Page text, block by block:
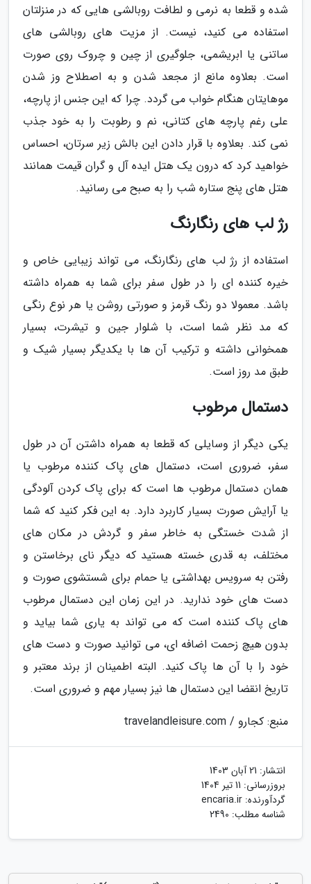
شده و قطعا به نرمی و لطافت روبالشی هایی که در منزلتان
استفاده می کنید، نیست. از مزیت های روبالشی های
ساتنی یا ابریشمی، جلوگیری از چین و چروک روی صورت
است. بعلاوه مانع از مجعد شدن و به اصطلاح وز شدن
موهایتان هنگام خواب می گردد. چرا که این جنس از پارچه،
علی رغم پارچه های کتانی، نم و رطوبت را به خود جذب
نمی کند. بعلاوه با قرار دادن این بالش زیر سرتان، احساس
خواهید کرد که درون یک هتل ایده آل و گران قیمت همانند
هتل های پنج ستاره شب را به صبح می رسانید.
رژ لب های رنگارنگ
استفاده از رژ لب های رنگارنگ، می تواند زیبایی خاص و
خیره کننده ای را در طول سفر برای شما به همراه داشته
باشد. معمولا دو رنگ قرمز و صورتی روشن یا هر نوع رنگی
که مد نظر شما است، با شلوار جین و تیشرت، بسیار
همخوانی داشته و ترکیب آن ها با یکدیگر بسیار شیک و
طبق مد روز است.
دستمال مرطوب
یکی دیگر از وسایلی که قطعا به همراه داشتن آن در طول
سفر، ضروری است، دستمال های پاک کننده مرطوب یا
همان دستمال مرطوب ها است که برای پاک کردن آلودگی
یا آرایش صورت بسیار کاربرد دارد. به این فکر کنید که شما
از شدت خستگی به خاطر سفر و گردش در مکان های
مختلف، به قدری خسته هستید که دیگر نای برخاستن و
رفتن به سرویس بهداشتی یا حمام برای شستشوی صورت و
دست های خود ندارید. در این زمان این دستمال مرطوب
های پاک کننده است که می تواند به یاری شما بیاید و
بدون هیچ زحمت اضافه ای، می توانید صورت و دست های
خود را با آن ها پاک کنید. البته اطمینان از برند معتبر و
تاریخ انقضا این دستمال ها نیز بسیار مهم و ضروری است.
منبع: کجارو / travelandleisure.com
انتشار: 21 آبان 1403
بروزرسانی: 11 تیر 1404
گردآورنده: encaria.ir
شناسه مطلب: 2490